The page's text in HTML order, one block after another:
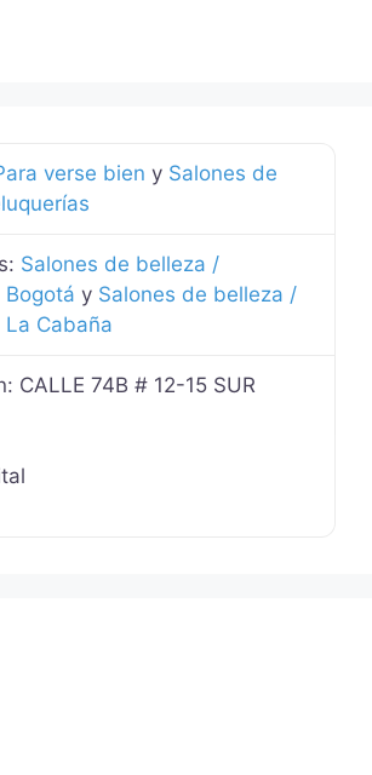
verse bien y Salones de
Salones de belleza /
Bogotá y Salones de belleza /
La Cabaña
CALLE 74B # 12-15 SUR